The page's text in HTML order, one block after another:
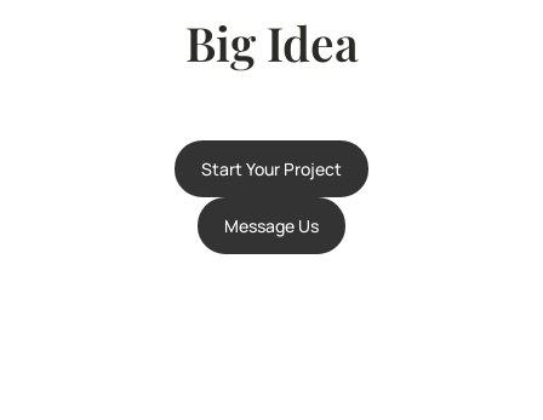
Big Idea
Start Your Project
Message Us